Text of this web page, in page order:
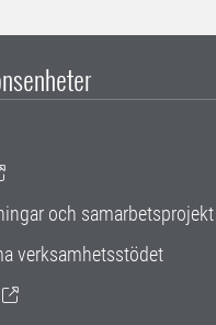
och samarbetsprojekt
verksamhetsstödet